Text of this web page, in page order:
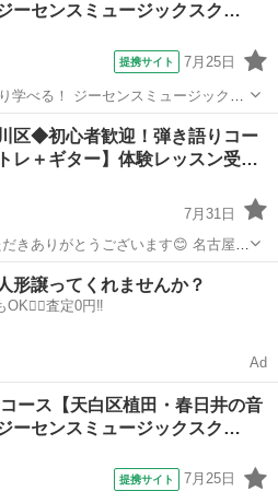
ーセンスミュージックスク…
提携サイト 7月25日
学べる！ ジーセンスミュージックス
まずは体験
区◆初心者歓迎！弾き語りコー
レ＋ギター】体験レッスン受…
7月31日
りがとうございます😊 名古屋で
る 二村（にむら）ユーリと申します
ギター 弾き語り
形譲ってくれませんか？
OK🙆‍♀️査定0円‼️
Ad
ース【天白区植田・春日井の音
ーセンスミュージックスク…
提携サイト 7月25日